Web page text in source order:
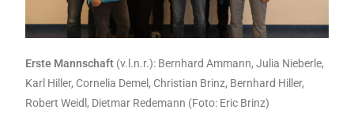
Erste Mannschaft (v.l.n.r.): Bernhard Ammann, Julia Nieberle,
Karl Hiller, Cornelia Demel, Christian Brinz, Bernhard Hiller,
Robert Weidl, Dietmar Redemann (Foto: Eric Brinz)